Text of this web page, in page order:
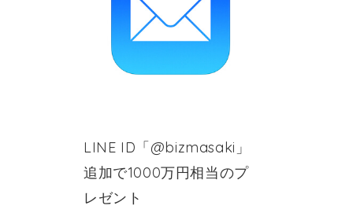
LINE ID「@bizmasaki」
追加で1000万円相当のプ
レゼント